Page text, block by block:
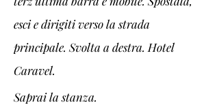
esci e dirigiti verso la strada
principale. Svolta a destra. Hotel
Caravel.
Saprai la stanza.